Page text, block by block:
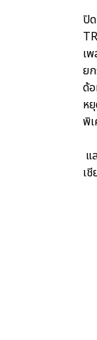
ปิ
เ
ย
ด้
ห
พิ
แ
เ